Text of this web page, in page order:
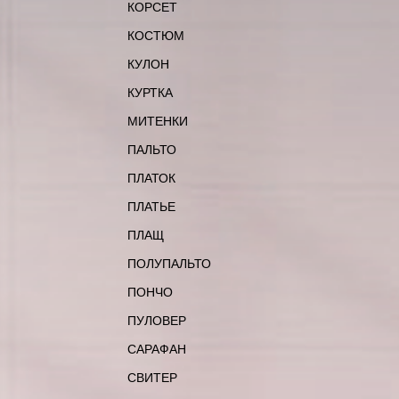
КОРСЕТ
КОСТЮМ
КУЛОН
КУРТКА
МИТЕНКИ
ПАЛЬТО
ПЛАТОК
ПЛАТЬЕ
ПЛАЩ
ПОЛУПАЛЬТО
ПОНЧО
ПУЛОВЕР
САРАФАН
СВИТЕР